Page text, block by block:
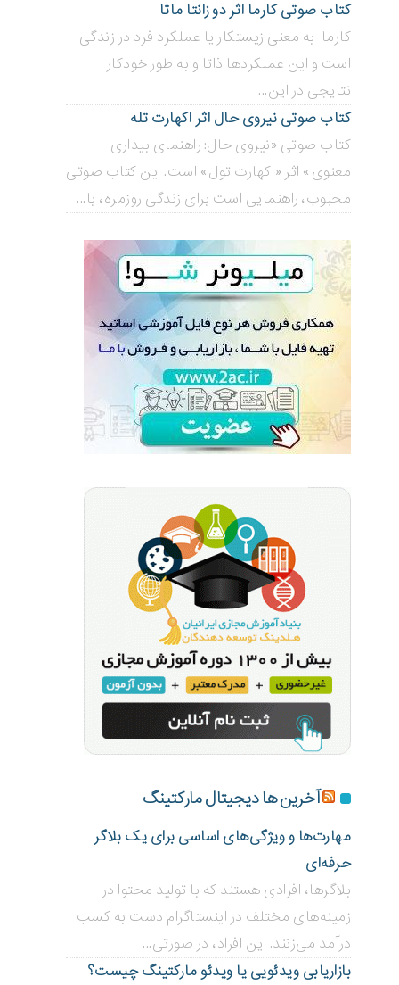
کتاب صوتی کارما اثر دو زانتا ماتا
کارما به معنی زیستکار یا عملکرد فرد در زندگی
است و این عملکردها ذاتا و به طور خودکار
نتایجی در این...
کتاب صوتی نیروی حال اثر اکهارت تله
کتاب صوتی «نیروی حال: راهنمای بیداری
معنوی» اثر «اکهارت تول» است. این کتاب صوتی
محبوب، راهنمایی است برای زندگی روزمره، با...
آخرین ها دیجیتال مارکتینگ
مهارت‌ها و ویژگی‌های اساسی برای یک بلاگر
حرفه‌ای
بلاگر‌ها، افرادی هستند که با تولید محتوا در
زمینه‌های مختلف در اینستاگرام دست به کسب
درآمد می‌زنند. این افراد، در صورتی...
بازاریابی ویدئویی ‌یا ویدئو مارکتینگ چیست؟